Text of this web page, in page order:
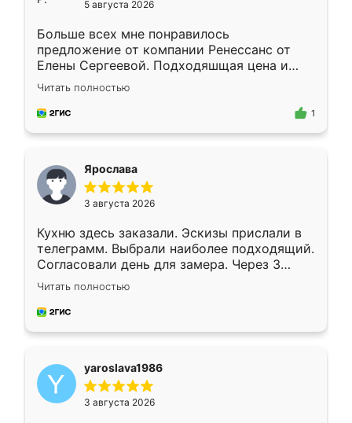
5 августа 2026
Больше всех мне понравилось
предложение от компании Ренессанс от
Елены Сергеевой. Подходяшщая цена и
короткие сроки изготовления. Приехавший
для замера сотрудник Владислав
предложил по моему эскизу самый
Читать полностью
1
Ярослава
3 августа 2026
Кухню здесь заказали. Эскизы прислали в
телеграмм. Выбрали наиболее подходящий.
Согласовали день для замера. Через 3
недели кухня была уже готова. Остались
довольны работой. Спасибо Ренессанс
мебель за качественную работу!
Читать полностью
yaroslava1986
3 августа 2026